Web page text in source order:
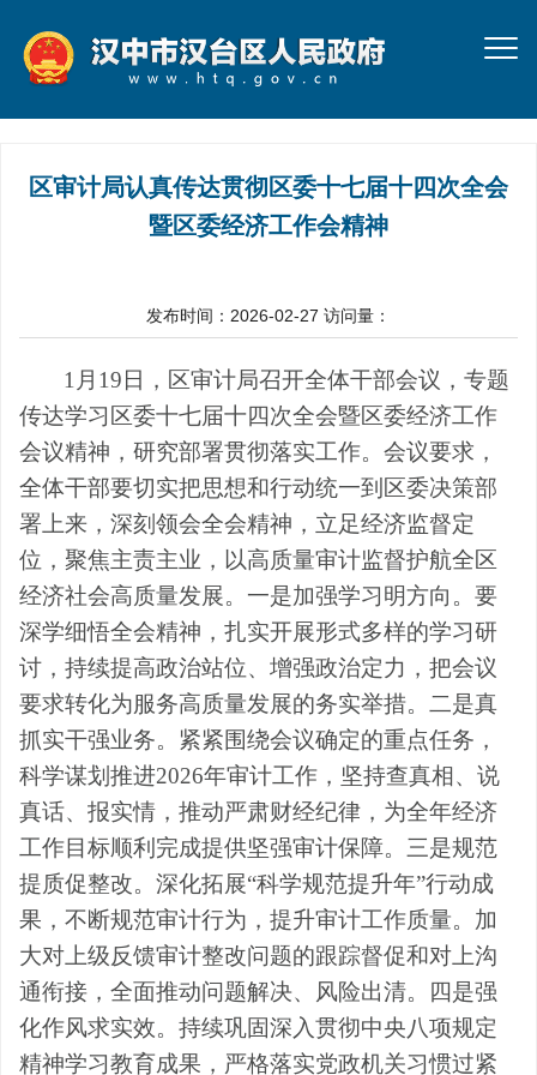
区审计局认真传达贯彻区委十七届十四次全会
暨区委经济工作会精神
发布时间：2026-02-27 访问量：
1 月 19 日，区审计局召开全体干部会议，专题
传达学习区委十七届十四次全会暨区委经济工作
会议精神，研究部署贯彻落实工作。 会议要求 ，
全体干部要切实把思想和行动统一到区委决策部
署上来，深刻领会全会精神，立足经济监督定
位，聚焦主责主业， 以高质量审计监督护航全区
经济社会高质量发展。 一是加强学习明方向 。 要
深学细悟全会精神，扎实开展形式多样的学习研
讨， 持续提高政治站位、增强政治定力，把会议
要求转化为服务高质量发展的务实举措。 二是真
抓实干强业务。 紧紧围绕会议确定的重点任务，
科学谋划推进2026年审计工作 ，坚持查真相、说
真话、报实情，推动严肃财经纪律 ， 为全年经济
工作目标顺利完成提供坚强审计保障。 三是规范
提质促整改。 深化拓展“科学规范提升年”行动成
果， 不断规范审计行为， 提升审计工作质量。 加
大对上级反馈审计整改问题的跟踪督促和对上沟
通衔接，全面推动问题解决、风险出清。
四是强
化作风求实效。 持续巩固深入贯彻中央八项规定
精神学习教育成果， 严格落实党政机关习惯过紧